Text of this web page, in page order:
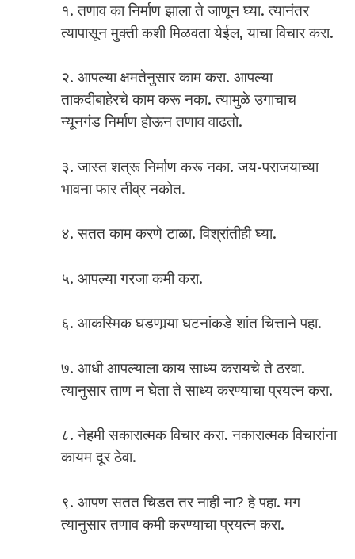
१. तणाव का निर्माण झाला ते जाणून घ्या. त्यानंतर
त्यापासून मुक्ती कशी मिळवता येईल, याचा विचार करा.
२. आपल्या क्षमतेनुसार काम करा. आपल्या
ताकदीबाहेरचे काम करू नका. त्यामुळे उगाचाच
न्यूनगंड निर्माण होऊन तणाव वाढतो.
३. जास्त शत्रू निर्माण करू नका. जय-पराजयाच्या
भावना फार तीव्र नकोत.
४. सतत काम करणे टाळा. विश्रांतीही घ्या.
५. आपल्या गरजा कमी करा.
६. आकस्मिक घडणार्‍या घटनांकडे शांत चित्ताने पहा.
७. आधी आपल्याला काय साध्य करायचे ते ठरवा.
त्यानुसार ताण न घेता ते साध्य करण्याचा प्रयत्न करा.
८. नेहमी सकारात्मक विचार करा. नकारात्मक विचारांना
कायम दूर ठेवा.
९. आपण सतत चिडत तर नाही ना? हे पहा. मग
त्यानुसार तणाव कमी करण्याचा प्रयत्न करा.